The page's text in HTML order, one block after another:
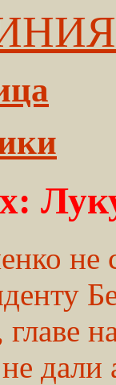
не
главе